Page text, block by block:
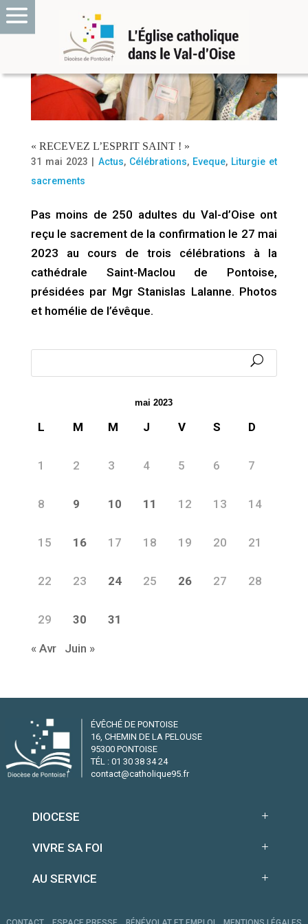
« RECEVEZ L’ESPRIT SAINT ! »
31 mai 2023 | Actus, Célébrations, Eveque, Liturgie et
sacrements
Pas moins de 250 adultes du Val-d’Oise ont
reçu le sacrement de la confirmation le 27 mai
2023 au cours de trois célébrations à la
cathédrale Saint-Maclou de Pontoise,
présidées par Mgr Stanislas Lalanne. Photos
et homélie de l’évêque.
mai 2023
L M M J V S D
1 2 3 4 5 6 7
8 9 10 11 12 13 14
15 16 17 18 19 20 21
22 23 24 25 26 27 28
29 30 31
« Avr Juin »
ÉVÊCHÉ DE PONTOISE
16, CHEMIN DE LA PELOUSE
95300 PONTOISE
TÉL : 01 30 38 34 24
contact@catholique95.fr
DIOCESE
VIVRE SA FOI
AU SERVICE